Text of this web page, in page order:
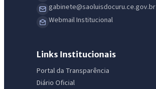
gabinete@saoluisdocuru.ce.gov.br
Webmail Institucional
Links Institucionais
Portal da Transparência
Diário Oficial